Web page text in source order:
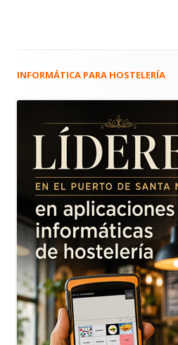
Barra
principal
INFORMÁTICA PARA HOSTELERÍA